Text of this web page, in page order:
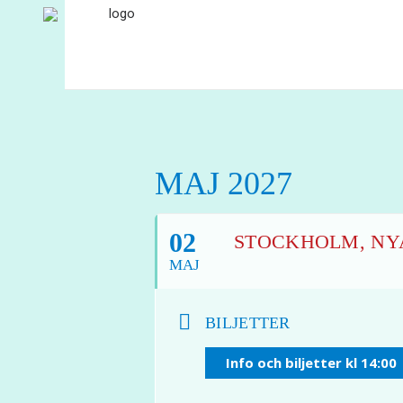
MAJ 2027
02
MAJ
STOCKHOLM,
BILJETTER
Info och biljetter kl 14:00